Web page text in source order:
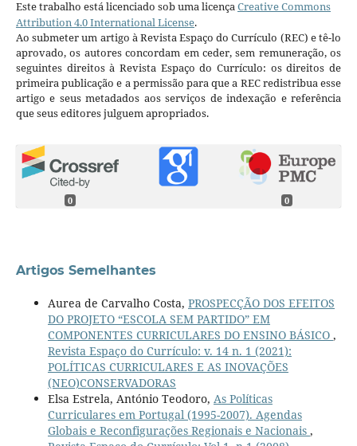
Este trabalho está licenciado sob uma licençaCreative Commons
Attribution 4.0 International License.
Ao submeter um artigo à Revista Espaço do Currículo (REC) e tê-lo
aprovado, os autores concordam em ceder, sem remuneração, os
seguintes direitos à Revista Espaço do Currículo: os direitos de
primeira publicação e a permissão para que a REC redistribua esse
artigo e seus metadados aos serviços de indexação e referência
que seus editores julguem apropriados.
0 0
Artigos Semelhantes
Aurea de Carvalho Costa, PROSPECÇÃO DOS EFEITOS
DO PROJETO “ESCOLA SEM PARTIDO” EM
COMPONENTES CURRICULARES DO ENSINO BÁSICO ,
Revista Espaço do Currículo: v. 14 n. 1 (2021):
POLÍTICAS CURRICULARES E AS INOVAÇÕES
(NEO)CONSERVADORAS
Elsa Estrela, António Teodoro, As Políticas
Curriculares em Portugal (1995-2007). Agendas
Globais e Reconfigurações Regionais e Nacionais ,